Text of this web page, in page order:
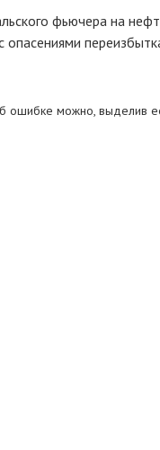
фьючера на
опасениями
ошибке можно, выделив